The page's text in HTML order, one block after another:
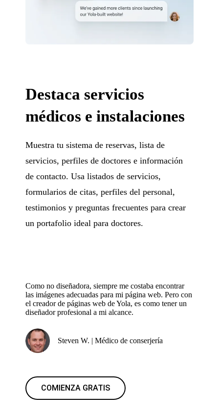
Destaca servicios
médicos e instalaciones
Muestra tu sistema de reservas, lista de
servicios, perfiles de doctores e información
de contacto. Usa listados de servicios,
formularios de citas, perfiles del personal,
testimonios y preguntas frecuentes para crear
un portafolio ideal para doctores.
Como no diseñadora, siempre me costaba encontrar
las imágenes adecuadas para mi página web. Pero con
el creador de páginas web de Yola, es como tener un
diseñador profesional a mi alcance.
Steven W. | Médico de conserjería
COMIENZA GRATIS